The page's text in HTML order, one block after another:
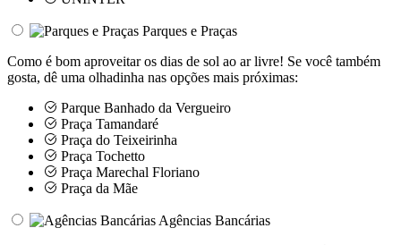
Parques e Praças
Como é bom aproveitar os dias de sol ao ar livre! Se você também
gosta, dê uma olhadinha nas opções mais próximas:
Parque Banhado da Vergueiro
Praça Tamandaré
Praça do Teixeirinha
Praça Tochetto
Praça Marechal Floriano
Praça da Mãe
Agências Bancárias